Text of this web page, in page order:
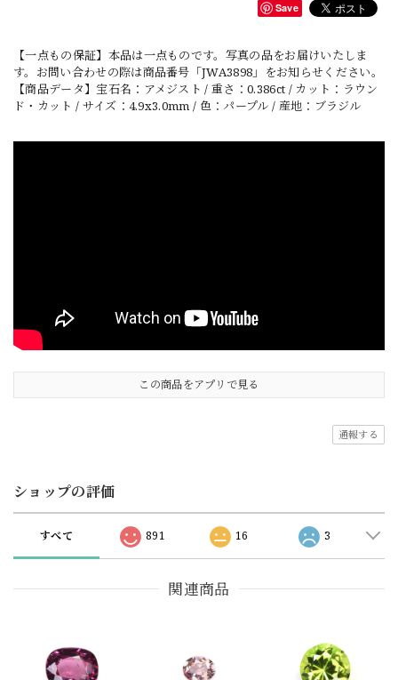
Save
【一点もの保証】本品は一点ものです。写真の品をお届けいたしま
す。お問い合わせの際は商品番号「JWA3898」をお知らせください。
【商品データ】宝石名：アメジスト / 重さ：0.386ct / カット：ラウン
ド・カット / サイズ：4.9x3.0mm / 色：パープル / 産地：ブラジル
この商品をアプリで見る
通報する
ショップの評価
すべて 891 16 3
関連商品